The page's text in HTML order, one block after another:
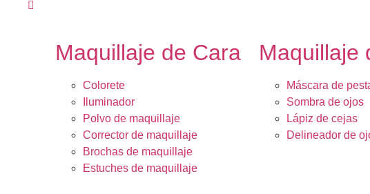
Maquillaje de Cara
Colorete
Iluminador
Polvo de maquillaje
Corrector de maquillaje
Brochas de maquillaje
Estuches de maquillaje
Maquillaje
Máscara de
Sombra de ojos
Lápiz de cejas
Delineador de